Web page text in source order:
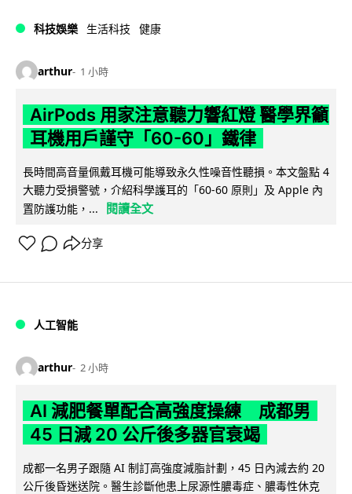
科技娛樂 生活科技 健康
arthur 1 小時
AirPods 用家注意聽力響紅燈 醫學界籲
耳機用戶謹守「60-60」鐵律
長時間高音量佩戴耳機可能導致永久性噪音性聽損。本文盤點 4
大聽力受損警號，介紹科學護耳的「60-60 原則」及 Apple 內
置防護功能，...
閱讀全文
分享
人工智能
arthur 2 小時
AI 減肥餐單配合高強度操練 成都男
45 日減 20 公斤後多器官衰竭
成都一名男子跟隨 AI 制訂高強度減脂計劃，45 日內減去約 20
公斤後昏迷送院。醫生診斷他患上尿源性膿毒症、膿毒性休克